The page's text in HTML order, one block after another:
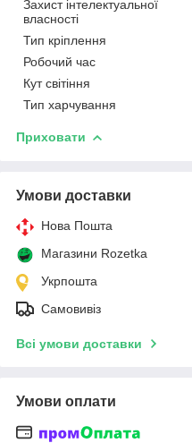
Захист інтелектуальної
власності
Тип кріплення
Робочий час
Кут світіння
Тип харчування
Приховати
Умови доставки
Нова Пошта
Магазини Rozetka
Укрпошта
Самовивіз
Всі умови доставки
Умови оплати